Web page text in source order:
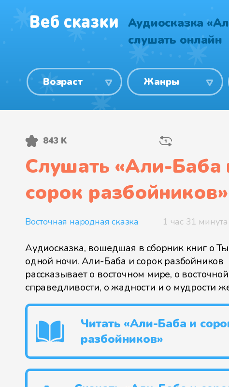
Аудиосказка
слушать онлайн
Возраст Жанры
843 K
Слушать «Али-Баба
сорок разбойников»
Восточная народная сказка 1 час 31
Аудиосказка, вошедшая в сборник книг о
одной ночи. Али-Баба и сорок разбойников
рассказывает о восточном мире, о
справедливости, о жадности и о мудрости
Читать «Али-Баба и
разбойников»